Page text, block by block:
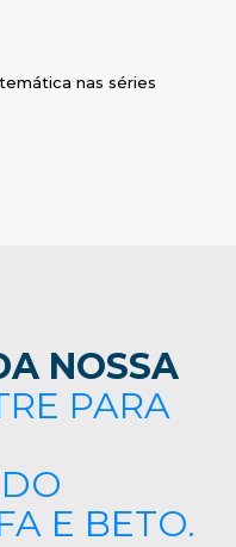
nas séries
NOSSA
PARA
E BETO.